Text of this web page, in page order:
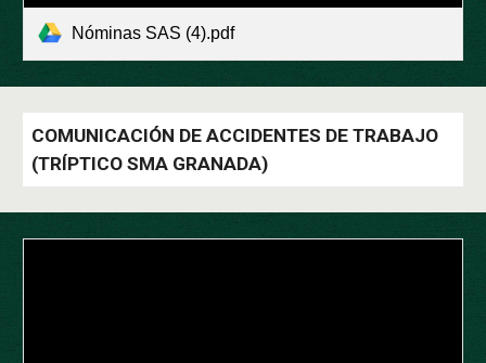
Nóminas SAS (4).pdf
COMUNICACIÓN DE ACCIDENTES DE TRABAJO
(TRÍPTICO SMA GRANADA)